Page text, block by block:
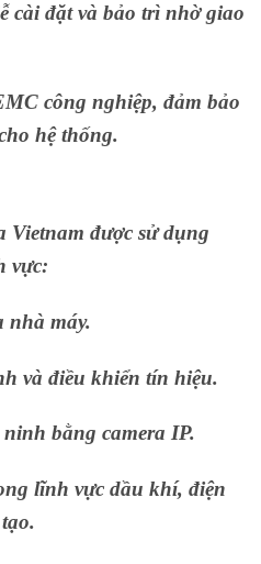
cài đặt và bảo trì nhờ giao
công nghiệp, đảm bảo
hệ thống.
Vietnam được sử dụng
vực:
nhà máy.
và điều khiển tín hiệu.
bằng camera IP.
lĩnh vực dầu khí, điện